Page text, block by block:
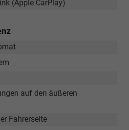
(Apple CarPlay)
auf den äußeren
Fahrerseite